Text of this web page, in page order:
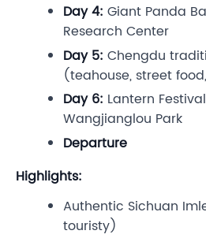
Day 4: Giant Panda
Research Center
Day 5: Chengdu
(teahouse, street
Day 6: Lantern
Wangjianglou Park
Departure
Highlights:
Authentic Sichuan
touristy)